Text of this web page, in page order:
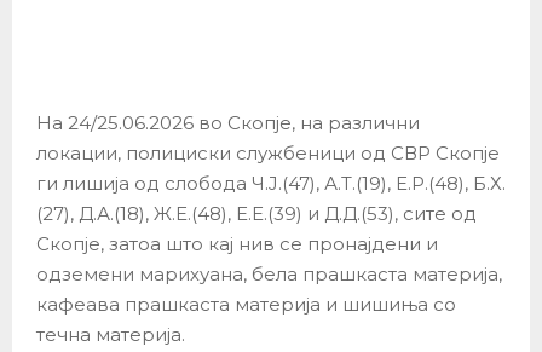
На 24/25.06.2026 во Скопје, на различни
локации, полициски службеници од СВР Скопје
ги лишија од слобода Ч.Ј.(47), А.Т.(19), Е.Р.(48), Б.Х.
(27), Д.А.(18), Ж.Е.(48), Е.Е.(39) и Д.Д.(53), сите од
Скопје, затоа што кај нив се пронајдени и
одземени марихуана, бела прашкаста материја,
кафеава прашкаста материја и шишиња со
течна материја.